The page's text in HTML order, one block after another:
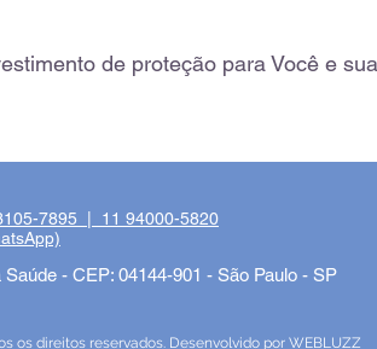
de proteção para Você e
7895 | 11 94000-5820
- CEP: 04144-901 - São Paulo - SP
os direitos reservados. Desenvolvido por WEBLUZZ